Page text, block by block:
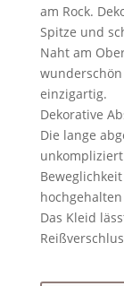
am Rock.
Spitze und
Naht am
einzigartig.
Dekorative
Die lange
Das Kleid